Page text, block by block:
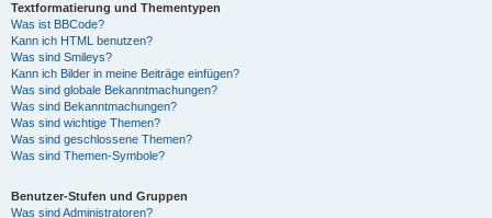
Textformatierung und Thementypen
Was ist BBCode?
Kann ich HTML benutzen?
Was sind Smileys?
Kann ich Bilder in meine Beiträge einfügen?
Was sind globale Bekanntmachungen?
Was sind Bekanntmachungen?
Was sind wichtige Themen?
Was sind geschlossene Themen?
Was sind Themen-Symbole?
Benutzer-Stufen und Gruppen
Was sind Administratoren?